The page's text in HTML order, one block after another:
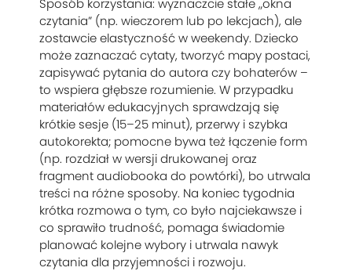
Sposób korzystania: wyznaczcie stałe „okna
czytania” (np. wieczorem lub po lekcjach), ale
zostawcie elastyczność w weekendy. Dziecko
może zaznaczać cytaty, tworzyć mapy postaci,
zapisywać pytania do autora czy bohaterów –
to wspiera głębsze rozumienie. W przypadku
materiałów edukacyjnych sprawdzają się
krótkie sesje (15–25 minut), przerwy i szybka
autokorekta; pomocne bywa też łączenie form
(np. rozdział w wersji drukowanej oraz
fragment audiobooka do powtórki), bo utrwala
treści na różne sposoby. Na koniec tygodnia
krótka rozmowa o tym, co było najciekawsze i
co sprawiło trudność, pomaga świadomie
planować kolejne wybory i utrwala nawyk
czytania dla przyjemności i rozwoju.